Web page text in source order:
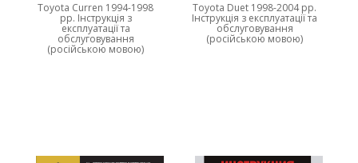
Toyota Curren 1994-1998
рр. Інструкція з
експлуатації та
обслуговування
(російською мовою)
Toyota Duet 1998-2004 рр.
Інструкція з експлуатації та
обслуговування
(російською мовою)